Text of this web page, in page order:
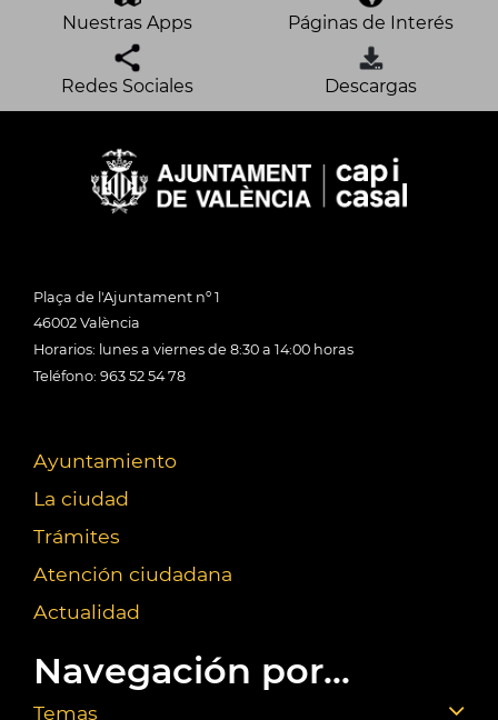
Nuestras Apps Páginas de Interés
Redes Sociales Descargas
Plaça de l'Ajuntament nº 1
46002 València
Horarios: lunes a viernes de 8:30 a 14:00 horas
Teléfono: 963 52 54 78
Ayuntamiento
La ciudad
Trámites
Atención ciudadana
Actualidad
Navegación por...
Temas